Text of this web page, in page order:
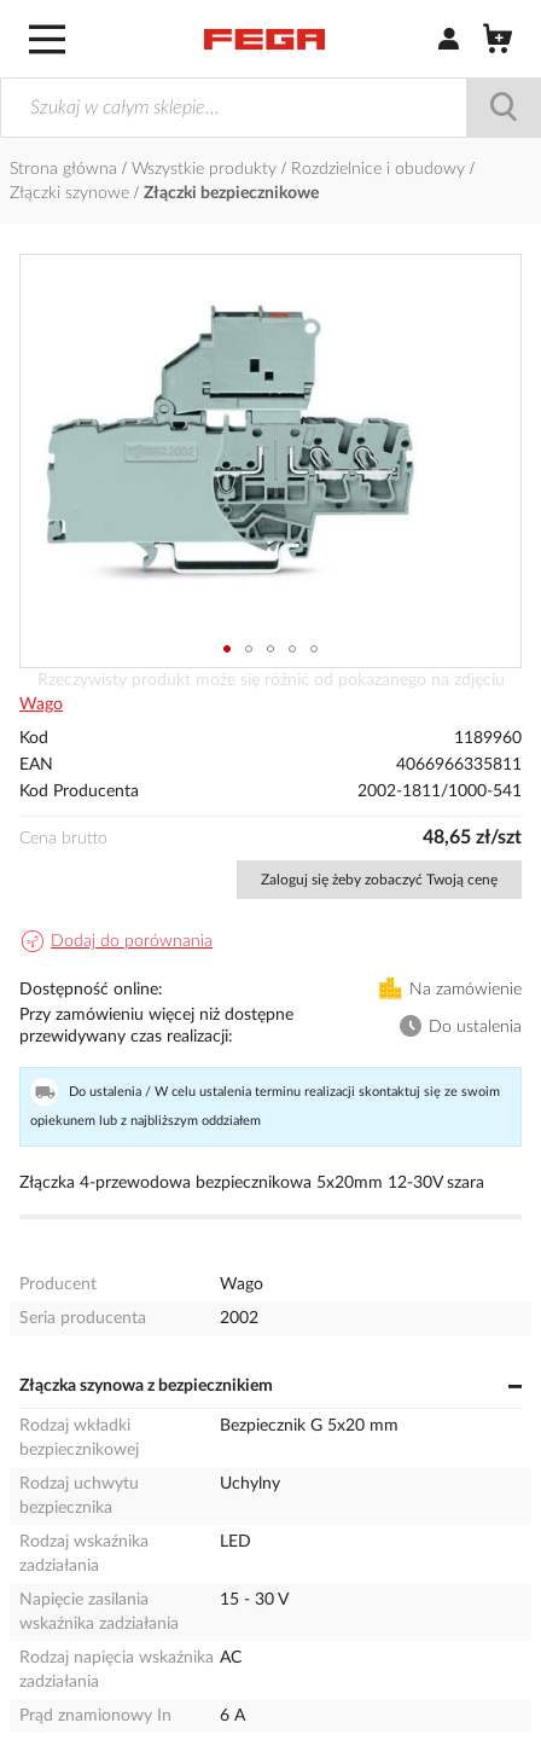
Zaloguj się /
Strona główna Wszystkie produkty
Rozdzielnice i obudowy
Złączki szynowe
Złączki bezpiecznikowe
Przejdź
na
początek
Rzeczywisty produkt może się różnić od pokazanego na zdjęciu
Wago
Kod
1189960
EAN
4066966335811
Kod Producenta
2002-1811/1000-541
Cena brutto 48,65 zł/szt
Zaloguj się żeby zobaczyć Twoją cenę
Dodaj do porównania
Dostępność online
Na zamówienie
Przy zamówieniu więcej niż dostępne
przewidywany czas realizacji
Do ustalenia
Do ustalenia / W celu ustalenia terminu realizacji skontaktuj się ze swoim
opiekunem lub z najbliższym oddziałem
Złączka 4-przewodowa bezpiecznikowa 5x20mm 12-30V szara
Producent
Wago
Seria producenta
2002
Złączka szynowa z bezpiecznikiem
Rodzaj wkładki
bezpiecznikowej
Bezpiecznik G 5x20 mm
Rodzaj uchwytu
bezpiecznika
Uchylny
Rodzaj wskaźnika
zadziałania
LED
Napięcie zasilania
wskaźnika zadziałania
15 - 30 V
Rodzaj napięcia wskaźnika
zadziałania
AC
Prąd znamionowy In
6 A